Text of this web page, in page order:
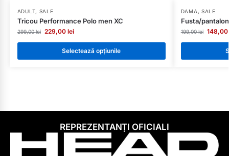
ADULT, SALE
Tricou Performance Polo men XC
299,00lei 229,00 lei
Selectează opțiunile
DAMA , SALE
Fusta/
199,00lei 148,00
REPREZENTANȚI OFICIALI